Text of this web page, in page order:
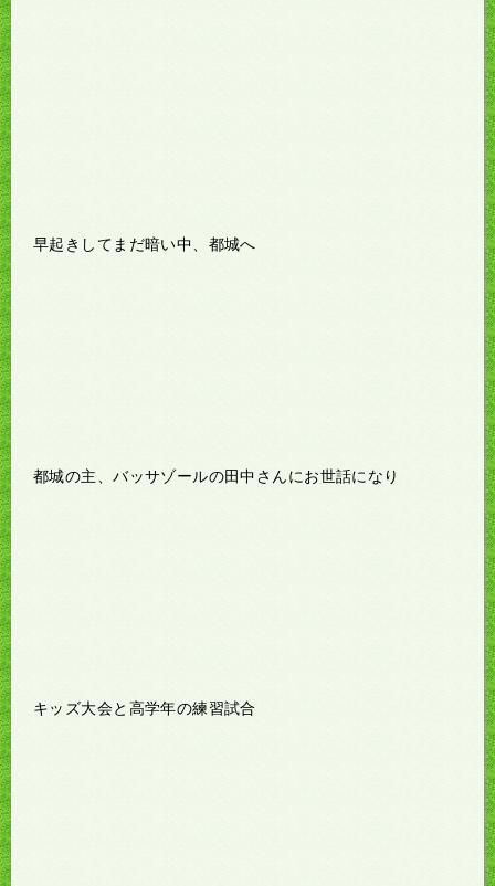
早起きしてまだ暗い中、都城へ
都城の主、バッサゾールの田中さんにお世話になり
キッズ大会と高学年の練習試合